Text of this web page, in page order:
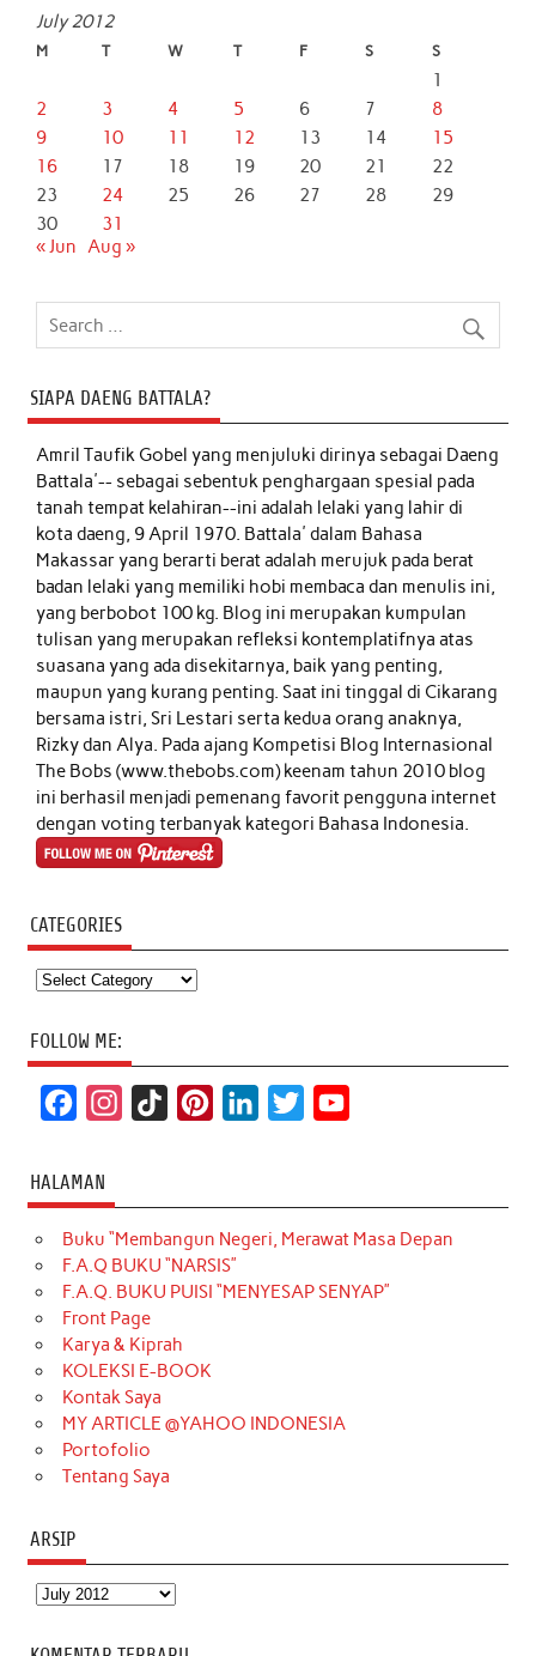
July 2012
M T W T F S S
1
2
3 4 5 6 7
8
9
10 11 12 13 14
15
16
17 18 19 20 21
22
23
24 25 26 27 28
29
30
31
« Jun Aug »
SIAPA DAENG BATTALA?
Amril Taufik Gobelyang menjuluki dirinya sebagai Daeng
Battala'-- sebagai sebentuk penghargaan spesial pada
tanah tempat kelahiran--ini adalah lelaki yang lahir di
kota daeng, 9 April 1970. Battala' dalam Bahasa
Makassar yang berarti berat adalah merujuk pada berat
badan lelaki yang memiliki hobi membaca dan menulis ini,
yang berbobot 100 kg. Blog ini merupakan kumpulan
tulisan yang merupakan refleksi kontemplatifnya atas
suasana yang ada disekitarnya, baik yang penting,
maupun yang kurang penting. Saat ini tinggal di Cikarang
bersama istri, Sri Lestari serta kedua orang anaknya,
Rizky dan Alya. Pada ajang Kompetisi Blog Internasional
The Bobs (www.thebobs.com) keenam tahun 2010 blog
ini berhasil menjadi pemenang favorit pengguna internet
dengan voting terbanyak kategori Bahasa Indonesia.
CATEGORIES
Categories
FOLLOW ME:
c
e
b
o
o
k
t
a
g
r
a
m
T
o
k
t
e
r
k
e
d
t
t
e
T
u
b
HALAMAN
Buku “Membangun Negeri, Merawat Masa Depan
F.A.Q BUKU “NARSIS”
F.A.Q. BUKU PUISI “MENYESAP SENYAP”
Front Page
Karya & Kiprah
KOLEKSI E-BOOK
Kontak Saya
MY ARTICLE @YAHOO INDONESIA
Portofolio
Tentang Saya
ARSIP
Arsip